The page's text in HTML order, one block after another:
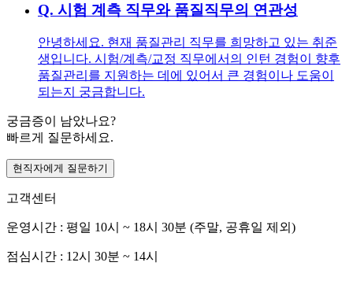
Q. 시험 계측 직무와 품질직무의 연관성
안녕하세요. 현재 품질관리 직무를 희망하고 있는 취준
생입니다. 시험/계측/교정 직무에서의 인턴 경험이 향후
품질관리를 지원하는 데에 있어서 큰 경험이나 도움이
되는지 궁금합니다.
궁금증이 남았나요?
빠르게 질문하세요.
현직자에게 질문하기
고객센터
운영시간 : 평일 10시 ~ 18시 30분 (주말, 공휴일 제외)
점심시간 : 12시 30분 ~ 14시